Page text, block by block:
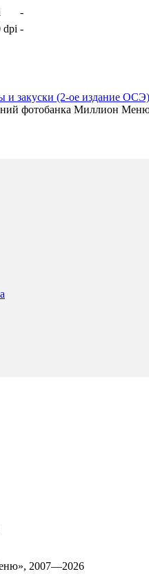
-
dpi -
и закуски (2-ое издание ОСЭ)
фотобанка Миллион
2007—2026